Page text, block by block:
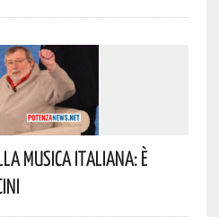
Musica Italiana: È